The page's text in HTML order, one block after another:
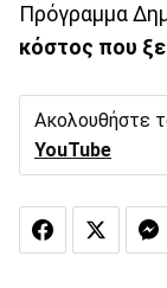
Πρόγραμμα
κόστος που
Ακολουθήστε
YouTube